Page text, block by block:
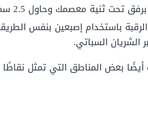
وعندما يتم وضعه بشكل صحيح يجب أن يشعر الشخص بضربات القلب.
باستخدام إصبعين بنفس
الشريان السباتي.
أيضًا بعض المناطق التي تمثل